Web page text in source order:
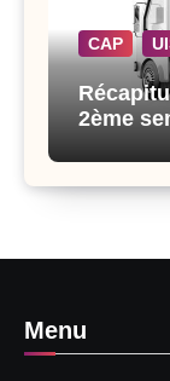
CAP
2ème
Menu